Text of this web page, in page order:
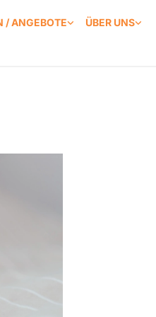
/ ANGEBOTE ÜBER UNS